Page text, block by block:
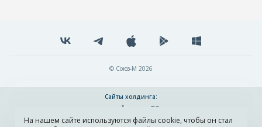
© Союз-М 2026
Сайты холдинга:
На нашем сайте используются файлы cookie, чтобы он стал